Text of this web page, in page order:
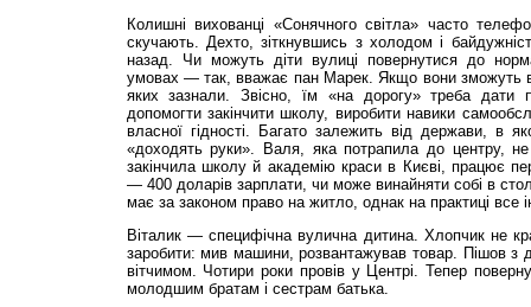
Колишні вихованці «Сонячного світла» часто
скучають. Дехто, зіткнувшись з холодом і
назад. Чи можуть діти вулиці повернутися до
умовах — так, вважає пан Марек. Якщо вони зможуть
яких зазнали. Звісно, їм «на дорогу» треба дати
допомогти закінчити школу, виробити навики
власної гідності. Багато залежить від держави, в
«доходять руки». Валя, яка потрапила до центру,
закінчила школу й академію краси в Києві, працює
— 400 доларів зарплати, чи може винайняти собі в
має за законом право на житло, однак на практиці все
Віталик — специфічна вулична дитина. Хлопчик не
заробити: мив машини, розвантажував товар. Пішов з
вітчимом. Чотири роки провів у Центрі. Тепер
молодшим братам і сестрам батька.